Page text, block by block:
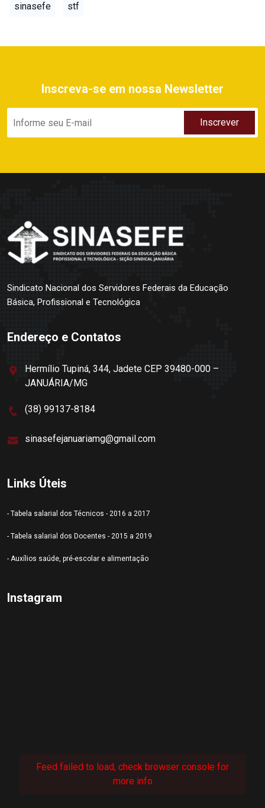
sinasefe stf
Inscreva-se em nossa Newsletter
Sindicato Nacional dos Servidores Federais da Educação
Básica, Profissional e Tecnológica
Endereço e Contatos
Hermílio Tupiná, 344, Jadete CEP 39480-000 –
JANUÁRIA/MG
(38) 99137-8184
sinasefejanuariamg@gmail.com
Links Úteis
- Tabela salarial dos Técnicos - 2016 a 2017
- Tabela salarial dos Docentes - 2015 a 2019
- Auxílios saúde, pré-escolar e alimentação
Instagram
Feed failed to load, check browser console for
more info